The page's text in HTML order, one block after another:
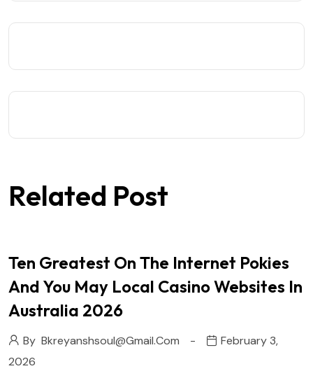
Related Post
Ten Greatest On The Internet Pokies
And You May Local Casino Websites In
Australia 2026
By Bkreyanshsoul@gmail.com
February 3,
2026